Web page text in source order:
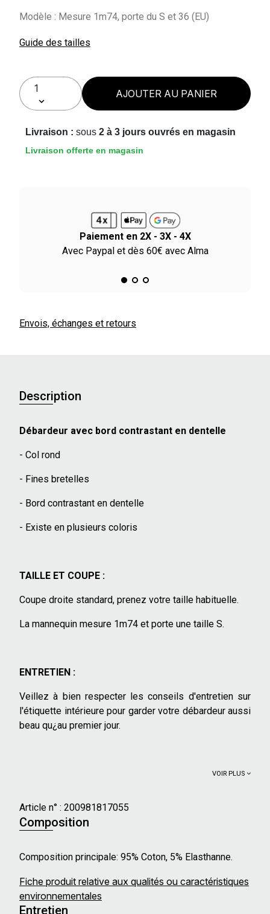
Modèle : Mesure 1m74, porte du S et 36 (EU)
Guide des tailles
AJOUTER AU PANIER
Livraison : sous 2 à 3 jours ouvrés en magasin
Livraison offerte en magasin
Paiement en 2X - 3X - 4X
Avec Paypal et dès 60€ avec Alma
Envois, échanges et retours
Description
Débardeur avec bord contrastant en dentelle
- Col rond
- Fines bretelles
- Bord contrastant en dentelle
- Existe en plusieurs coloris
TAILLE ET COUPE :
Coupe droite standard, prenez votre taille habituelle.
La mannequin mesure 1m74 et porte une taille S.
ENTRETIEN :
Veillez à bien respecter les conseils d'entretien sur
l'étiquette intérieure pour garder votre débardeur aussi
beau qu¿au premier jour.
VOIR PLUS
Article n° : 200981817055
Composition
Composition principale: 95% Coton, 5% Elasthanne.
Fiche produit relative aux qualités ou caractéristiques
environnementales
Entretien